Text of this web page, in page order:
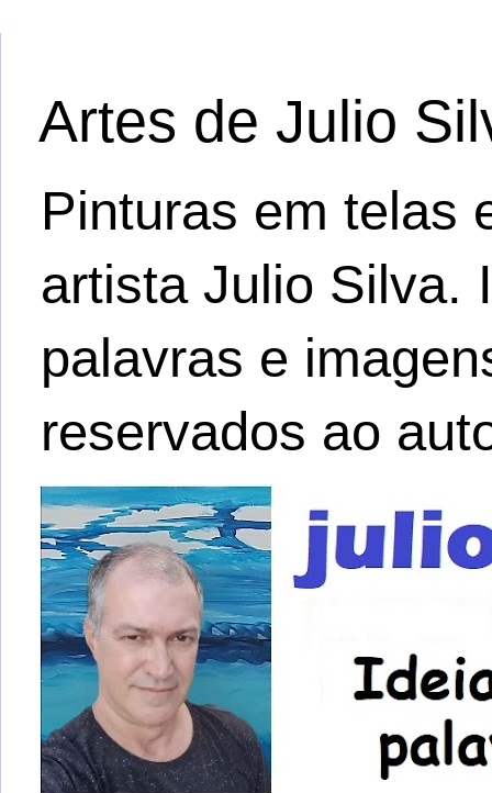
Artes de Julio
Pinturas em telas
artista Julio Silva.
palavras e
reservados ao